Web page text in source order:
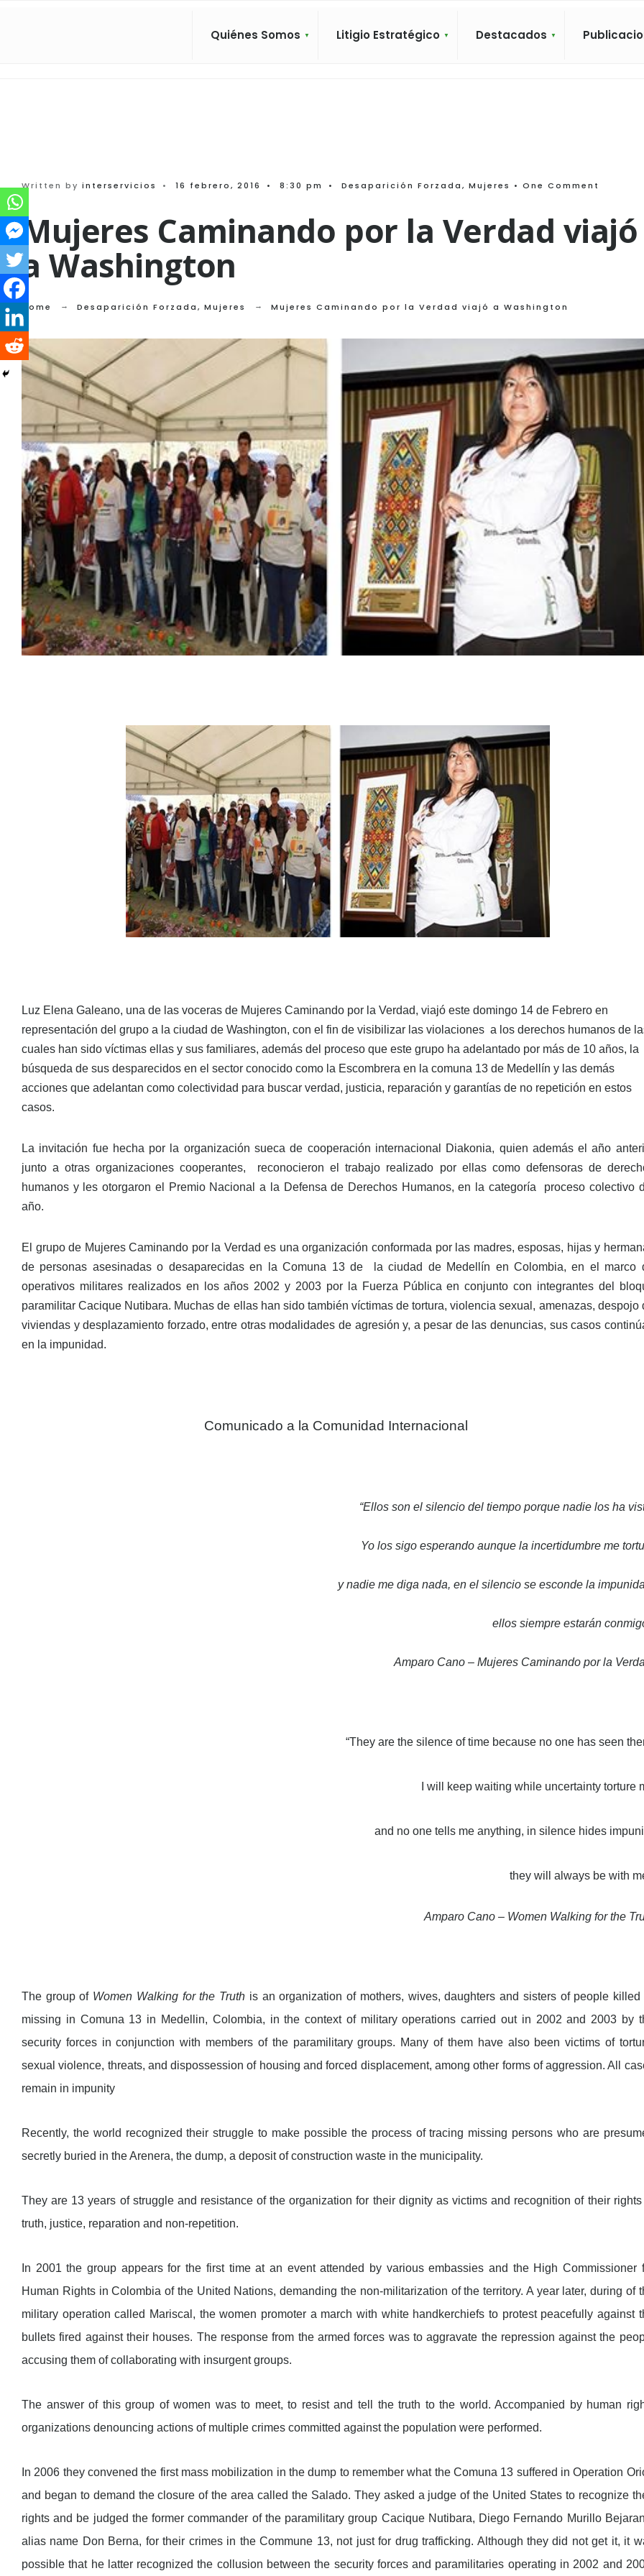
Quiénes Somos Litigio Estratégico Destacados
Written by interservicios • 16 febrero, 2016 • 8:30 pm • Desaparición Forzada, Mujeres • One Comment
Mujeres Caminando por la Verdad viajó
a Washington
Home Desaparición Forzada, Mujeres Mujeres Caminando por la Verdad viajó a Washington
Luz Elena Galeano, una de las voceras de Mujeres Caminando por la Verdad, viajó este domingo 14 de Febrero en
representación del grupo a la ciudad de Washington, con el fin de visibilizar las violaciones a los derechos humanos de
cuales han sido víctimas ellas y sus familiares, además del proceso que este grupo ha adelantado por más de 10 años, la
búsqueda de sus desparecidos en el sector conocido como la Escombrera en la comuna 13 de Medellín y las demás
acciones que adelantan como colectividad para buscar verdad, justicia, reparación y garantías de no repetición en estos
casos.
La invitación fue hecha por la organización sueca de cooperación internacional Diakonia, quien además el año
junto a otras organizaciones cooperantes, reconocieron el trabajo realizado por ellas como defensoras de
humanos y les otorgaron el Premio Nacional a la Defensa de Derechos Humanos, en la categoría proceso colectivo
año.
El grupo de Mujeres Caminando por la Verdad es una organización conformada por las madres, esposas, hijas y
de personas asesinadas o desaparecidas en la Comuna 13 de la ciudad de Medellín en Colombia, en el marco
operativos militares realizados en los años 2002 y 2003 por la Fuerza Pública en conjunto con integrantes del
paramilitar Cacique Nutibara. Muchas de ellas han sido también víctimas de tortura, violencia sexual, amenazas, despojo
viviendas y desplazamiento forzado, entre otras modalidades de agresión y, a pesar de las denuncias, sus casos
en la impunidad.
Comunicado a la Comunidad Internacional
“Ellos son el silencio del tiempo porque nadie los ha
Yo los sigo esperando aunque la incertidumbre me
y nadie me diga nada, en el silencio se esconde la
ellos siempre estarán
Amparo Cano – Mujeres Caminando por la
“They are the silence of time because no one has seen
I will keep waiting while uncertainty torture
and no one tells me anything, in silence hides
they will always be with
Amparo Cano – Women Walking for the
The group of Women Walking for the Truth is an organization of mothers, wives, daughters and sisters of people killed
missing in Comuna 13 in Medellin, Colombia, in the context of military operations carried out in 2002 and 2003 by
security forces in conjunction with members of the paramilitary groups. Many of them have also been victims of
sexual violence, threats, and dispossession of housing and forced displacement, among other forms of aggression. All
remain in impunity
Recently, the world recognized their struggle to make possible the process of tracing missing persons who are
secretly buried in the Arenera, the dump, a deposit of construction waste in the municipality.
They are 13 years of struggle and resistance of the organization for their dignity as victims and recognition of their rights
truth, justice, reparation and non-repetition.
In 2001 the group appears for the first time at an event attended by various embassies and the High Commissioner
Human Rights in Colombia of the United Nations, demanding the non-militarization of the territory. A year later, during of
military operation called Mariscal, the women promoter a march with white handkerchiefs to protest peacefully against
bullets fired against their houses. The response from the armed forces was to aggravate the repression against the
accusing them of collaborating with insurgent groups.
The answer of this group of women was to meet, to resist and tell the truth to the world. Accompanied by human
organizations denouncing actions of multiple crimes committed against the population were performed.
In 2006 they convened the first mass mobilization in the dump to remember what the Comuna 13 suffered in Operation
and began to demand the closure of the area called the Salado. They asked a judge of the United States to recognize
rights and be judged the former commander of the paramilitary group Cacique Nutibara, Diego Fernando Murillo
alias name Don Berna, for their crimes in the Commune 13, not just for drug trafficking. Although they did not get it, it
possible that he latter recognized the collusion between the security forces and paramilitaries operating in 2002 and